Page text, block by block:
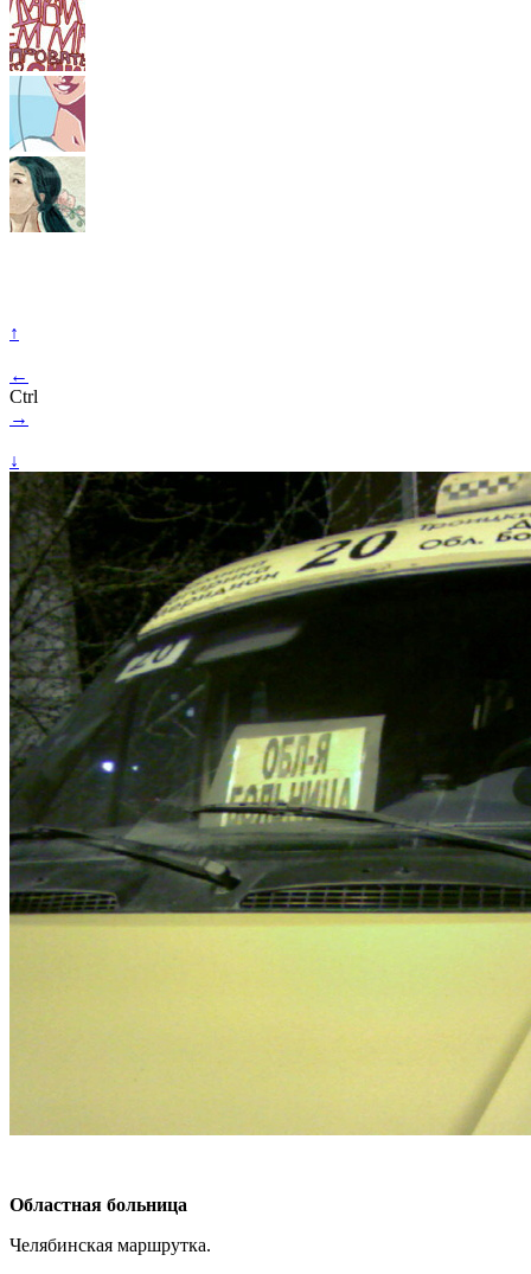
↑
←
Ctrl
→
↓
Областная больница
Челябинская маршрутка.